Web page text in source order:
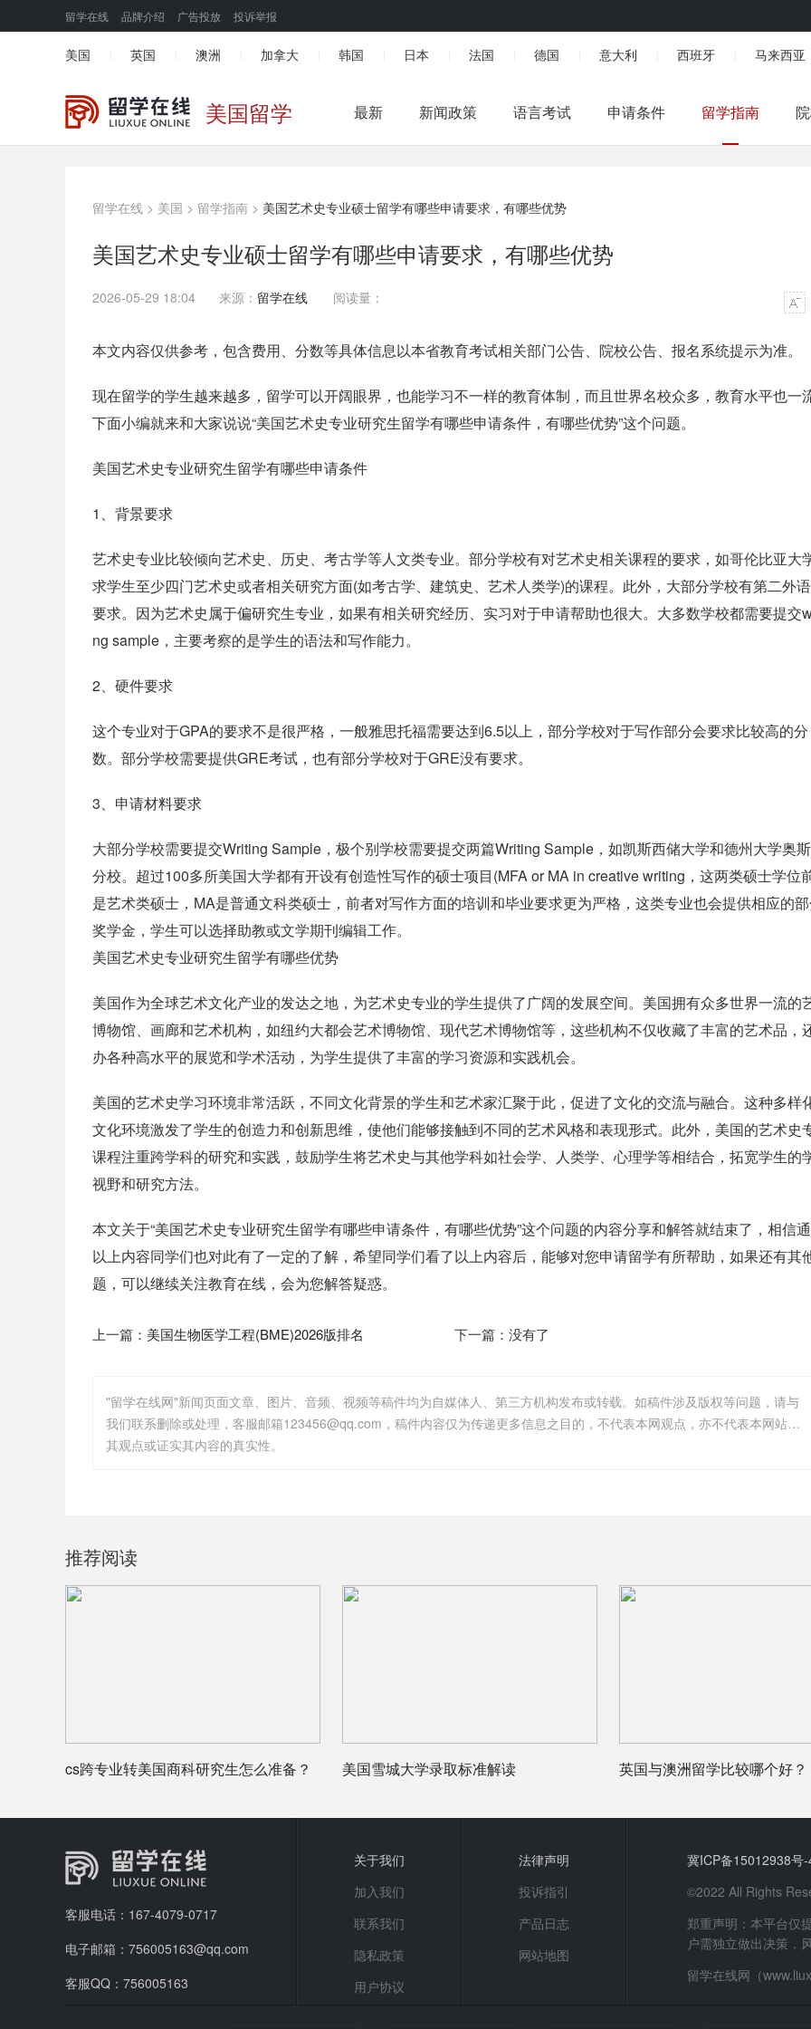
留学在线 品牌介绍 广告投放 投诉举报
美国 英国 澳洲 加拿大 韩国 日本 法国 德国 意大利 西班牙 马来西亚
美国留学 最新 新闻政策 语言考试 申请条件 留学指南
留学在线 > 美国 > 留学指南 > 美国艺术史专业硕士留学有哪些申请要求，有哪些优势
美国艺术史专业硕士留学有哪些申请要求，有哪些优势
2026-05-29 18:04 来源： 留学在线 阅读量：
本文内容仅供参考，包含费用、分数等具体信息以本省教育考试相关部门公告、院校公告、报名系统提示为准。
现在留学的学生越来越多，留学可以开阔眼界，也能学习不一样的教育体制，而且世界名校众多，教育水平也一流
下面小编就来和大家说说“美国艺术史专业研究生留学有哪些申请条件，有哪些优势”这个问题。
美国艺术史专业研究生留学有哪些申请条件
1、背景要求
艺术史专业比较倾向艺术史、历史、考古学等人文类专业。部分学校有对艺术史相关课程的要求，如哥伦比亚大
求学生至少四门艺术史或者相关研究方面(如考古学、建筑史、艺术人类学)的课程。此外，大部分学校有第二外
要求。因为艺术史属于偏研究生专业，如果有相关研究经历、实习对于申请帮助也很大。大多数学校都需要提交
ng sample，主要考察的是学生的语法和写作能力。
2、硬件要求
这个专业对于GPA的要求不是很严格，一般雅思托福需要达到6.5以上，部分学校对于写作部分会要求比较高的分
数。部分学校需要提供GRE考试，也有部分学校对于GRE没有要求。
3、申请材料要求
大部分学校需要提交Writing Sample，极个别学校需要提交两篇Writing Sample，如凯斯西储大学和德州大学奥
分校。超过100多所美国大学都有开设有创造性写作的硕士项目(MFA or MA in creative writing，这两类硕士学位
是艺术类硕士，MA是普通文科类硕士，前者对写作方面的培训和毕业要求更为严格，这类专业也会提供相应的
奖学金，学生可以选择助教或文学期刊编辑工作。
美国艺术史专业研究生留学有哪些优势
美国作为全球艺术文化产业的发达之地，为艺术史专业的学生提供了广阔的发展空间。美国拥有众多世界一流的
博物馆、画廊和艺术机构，如纽约大都会艺术博物馆、现代艺术博物馆等，这些机构不仅收藏了丰富的艺术品，
办各种高水平的展览和学术活动，为学生提供了丰富的学习资源和实践机会。
美国的艺术史学习环境非常活跃，不同文化背景的学生和艺术家汇聚于此，促进了文化的交流与融合。这种多样
文化环境激发了学生的创造力和创新思维，使他们能够接触到不同的艺术风格和表现形式。此外，美国的艺术史
课程注重跨学科的研究和实践，鼓励学生将艺术史与其他学科如社会学、人类学、心理学等相结合，拓宽学生的
视野和研究方法。
本文关于“美国艺术史专业研究生留学有哪些申请条件，有哪些优势”这个问题的内容分享和解答就结束了，相信
以上内容同学们也对此有了一定的了解，希望同学们看了以上内容后，能够对您申请留学有所帮助，如果还有其
题，可以继续关注教育在线，会为您解答疑惑。
上一篇： 美国生物医学工程(BME)2026版排名 下一篇：没有了
"留学在线网"新闻页面文章、图片、音频、视频等稿件均为自媒体人、第三方机构发布或转载。如稿件涉及版权等问题，请与
我们联系删除或处理，客服邮箱123456@qq.com，稿件内容仅为传递更多信息之目的，不代表本网观点，亦不代表本网站赞同
其观点或证实其内容的真实性。
推荐阅读
cs跨专业转美国商科研究生怎么准备？ 美国雪城大学录取标准解读
英国与澳洲留学比较哪个好
客服电话：167-4079-0717
电子邮箱：756005163@qq.com
客服QQ：756005163
关于我们
加入我们
联系我们
隐私政策
用户协议
法律声明
投诉指引
产品日志
网站地图
冀ICP备15012938号
©2022 All Rights
郑重声明：本平台仅
户需独立做出决策，
留学在线网（